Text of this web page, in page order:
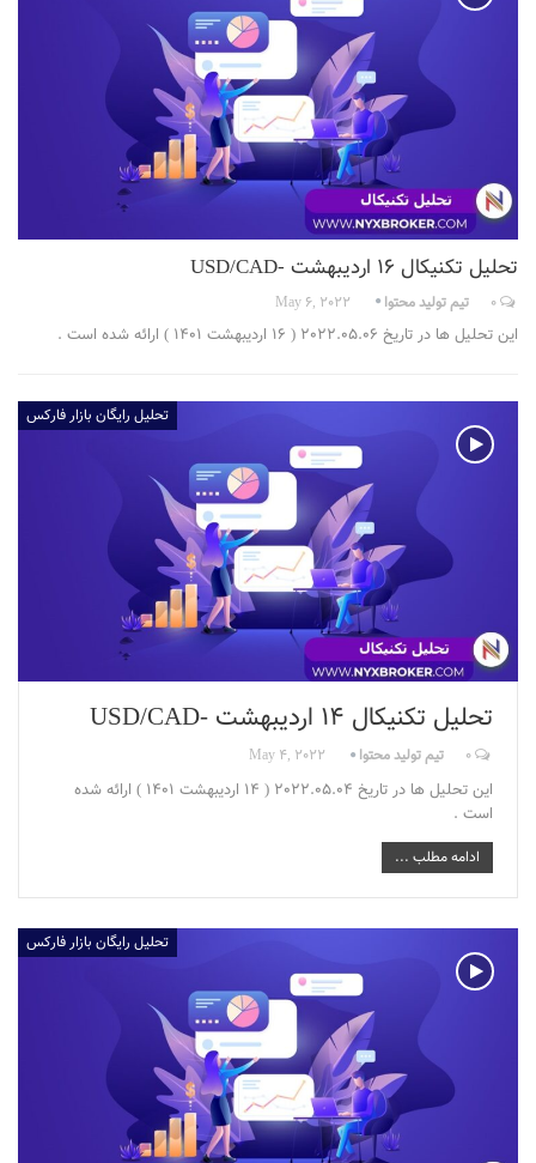
تحلیل تکنیکال 16 اردیبهشت -USD/CAD
تیم تولید محتوا May 6, 2022
این تحلیل ها در تاریخ 2022.05.06 ( 16 اردیبهشت 1401 ) ارائه شده است .
تحلیل رایگان بازار فارکس
تحلیل تکنیکال 14 اردیبهشت -USD/CAD
تیم تولید محتوا May 4, 2022
این تحلیل ها در تاریخ 2022.05.04 ( 14 اردیبهشت 1401 ) ارائه شده
است .
ادامه مطلب ...
تحلیل رایگان بازار فارکس